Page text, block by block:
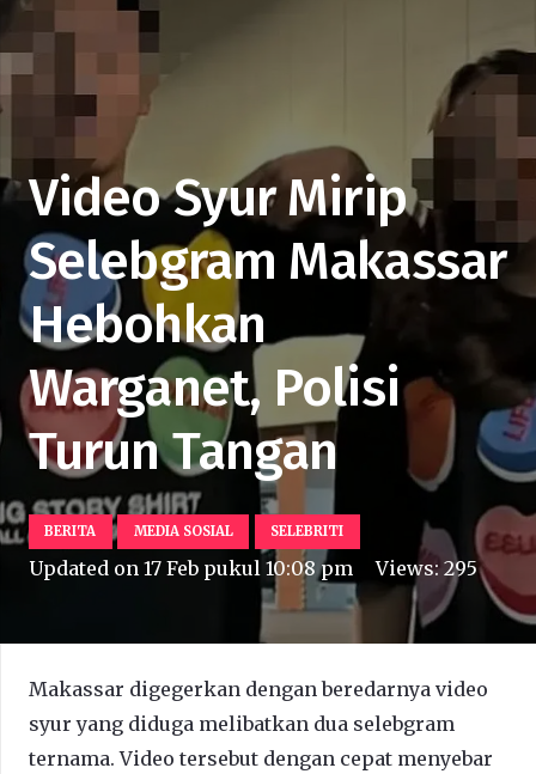
Video Syur Mirip
Selebgram Makassar
Hebohkan
Warganet, Polisi
Turun Tangan
BERITA MEDIA SOSIAL SELEBRITI
Updated on 17 Feb pukul 10:08 pm Views:295
Makassar digegerkan dengan beredarnya video
syur yang diduga melibatkan dua selebgram
ternama. Video tersebut dengan cepat menyebar